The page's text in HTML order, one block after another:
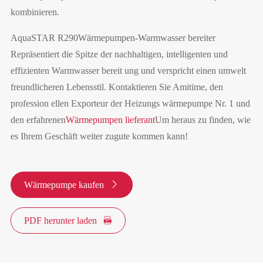
kombinieren.
AquaSTAR R290Wärmepumpen-Warmwasser bereiter
Repräsentiert die Spitze der nachhaltigen, intelligenten und
effizienten Warmwasser bereit ung und verspricht einen umwelt
freundlicheren Lebensstil. Kontaktieren Sie Amitime, den
profession ellen Exporteur der Heizungs wärmepumpe Nr. 1 und
den erfahrenenWärmepumpen lieferantUm heraus zu finden, wie
es Ihrem Geschäft weiter zugute kommen kann!
Wärmepumpe kaufen 
PDF herunter laden 